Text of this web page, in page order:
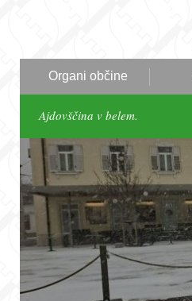
Organi občine
Ajdovščina v belem.